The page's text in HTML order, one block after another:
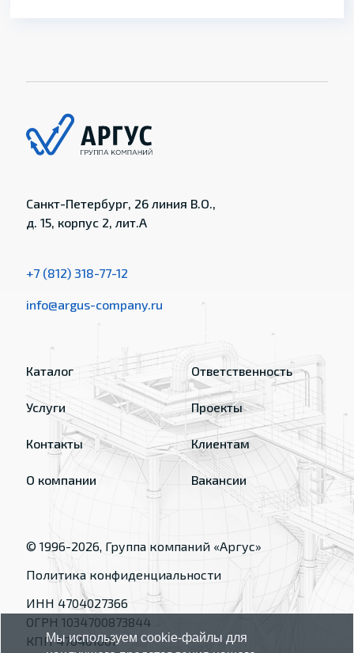
Санкт-Петербург, 26 линия В.О.,
д. 15, корпус 2, лит.А
+7 (812) 318-77-12
info@argus-company.ru
Каталог
Услуги
Контакты
О компании
Ответственность
Проекты
Клиентам
Вакансии
© 1996-2026, Группа компаний «Аргус»
Политика конфиденциальности
ИНН 4704027366
ОГРН 1034700873844
КПП 470401001
Мы используем cookie-файлы для